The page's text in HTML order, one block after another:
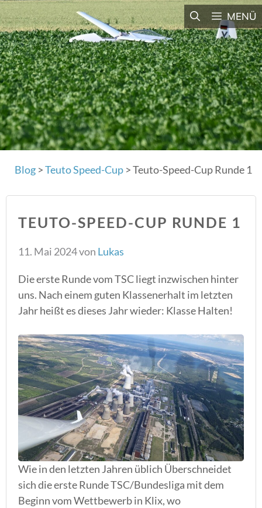
Zum
Inhalt
springen
MENÜ
Blog >Teuto Speed-Cup >Teuto-Speed-Cup Runde 1
TEUTO-SPEED-CUP RUNDE 1
11. Mai 2024von Lukas
Die erste Runde vom TSC liegt inzwischen hinter
uns. Nach einem guten Klassenerhalt im letzten
Jahr heißt es dieses Jahr wieder: Klasse Halten!
Wie in den letzten Jahren üblich Überschneidet
sich die erste Runde TSC/Bundesliga mit dem
Beginn vom Wettbewerb in Klix, wo